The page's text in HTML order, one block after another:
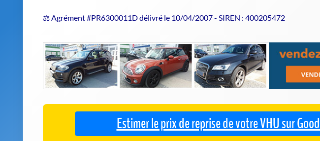
⚖️ Agrément #PR6300011D délivré le 10/04/2007 - SIREN : 400205472
Estimer le prix de reprise de votre VHU sur